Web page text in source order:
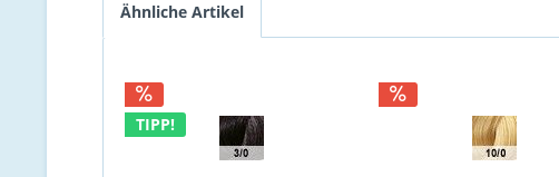
Ähnliche Artikel
TIPP!